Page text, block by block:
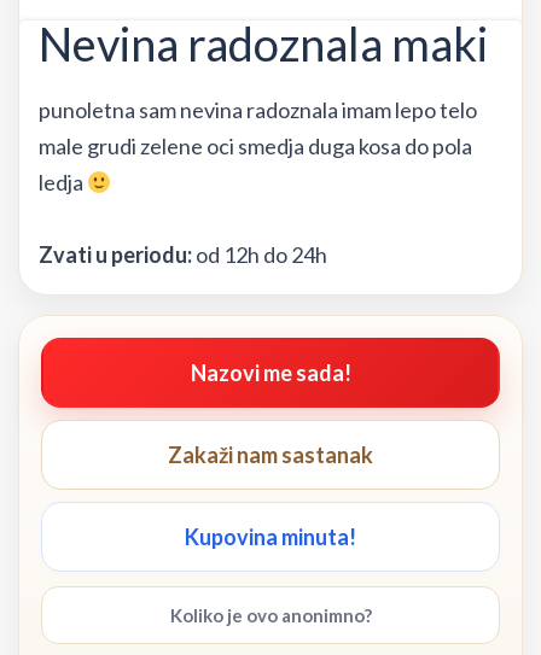
Nevina radoznala maki
punoletna sam nevina radoznala imam lepo telo
male grudi zelene oci smedja duga kosa do pola
ledja
Zvati u periodu:od 12h do 24h
Nazovi me sada!
Zakaži nam sastanak
Kupovina minuta!
Koliko je ovo anonimno?